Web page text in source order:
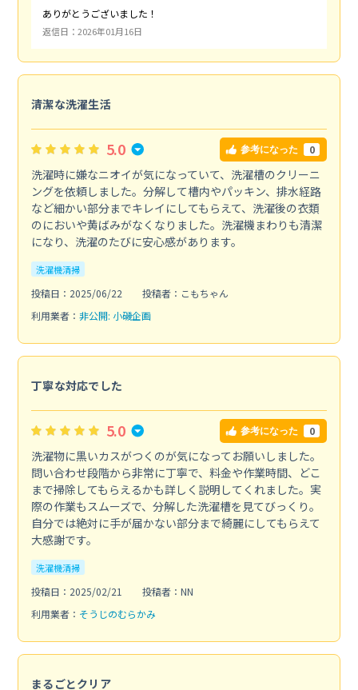
ありがとうございました！
返信日：2026年01月16日
清潔な洗濯生活
5.0 参考になった 0
洗濯時に嫌なニオイが気になっていて、洗濯槽のクリーニ
ングを依頼しました。分解して槽内やパッキン、排水経路
など細かい部分までキレイにしてもらえて、洗濯後の衣類
のにおいや黄ばみがなくなりました。洗濯機まわりも清潔
になり、洗濯のたびに安心感があります。
洗濯機清掃
投稿日：2025/06/22
投稿者：こもちゃん
利用業者： 非公開: 小磯企画
丁寧な対応でした
5.0 参考になった 0
洗濯物に黒いカスがつくのが気になってお願いしました。
問い合わせ段階から非常に丁寧で、料金や作業時間、どこ
まで掃除してもらえるかも詳しく説明してくれました。実
際の作業もスムーズで、分解した洗濯槽を見てびっくり。
自分では絶対に手が届かない部分まで綺麗にしてもらえて
大感謝です。
洗濯機清掃
投稿日：2025/02/21
投稿者：NN
利用業者： そうじのむらかみ
まるごとクリア